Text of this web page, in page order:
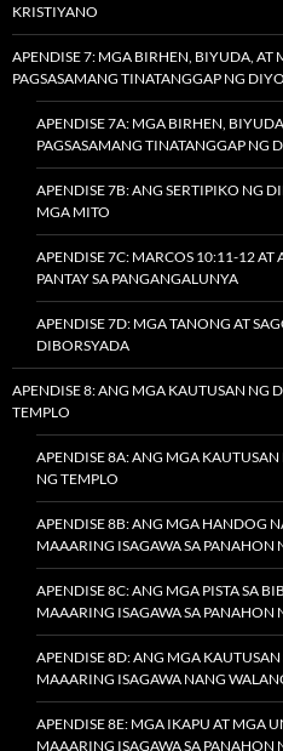
KRISTIYANO
APENDISE 7: MGA BIRHEN, BIYUDA, AT
PAGSASAMANG TINATANGGAP NG
APENDISE 7A: MGA BIRHEN,
PAGSASAMANG TINATANGGAP NG
APENDISE 7B: ANG SERTIPIKO NG
MGA MITO
APENDISE 7C: MARCOS 10:11-12 AT
PANTAY SA PANGANGALUNYA
APENDISE 7D: MGA TANONG AT
DIBORSYADA
APENDISE 8: ANG MGA KAUTUSAN NG
TEMPLO
APENDISE 8A: ANG MGA
NG TEMPLO
APENDISE 8B: ANG MGA HANDOG
MAAARING ISAGAWA SA PANAHON
APENDISE 8C: ANG MGA PISTA SA
MAAARING ISAGAWA SA PANAHON
APENDISE 8D: ANG MGA
MAAARING ISAGAWA NANG
APENDISE 8E: MGA IKAPU AT MGA
MAAARING ISAGAWA SA PANAHON